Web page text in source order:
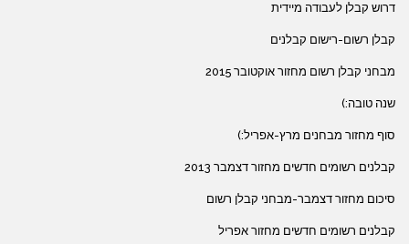
דרוש קבלן לעבודה מיידית
קבלן רשום-רישום קבלנים
מבחני קבלן רשום מחזור אוקטובר 2015
שנה טובה:)
סוף מחזור מבחנים מרץ-אפריל:)
קבלנים רשומים חדשים מחזור דצמבר 2013
סיכום מחזור דצמבר-מבחני קבלן רשום
קבלנים רשומים חדשים מחזור אפריל